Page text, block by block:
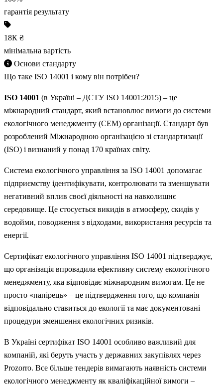
гарантія результату
18К ₴
мінімальна вартість
Основи стандарту
Що таке ISO 14001 і кому він потрібен?
ISO 14001 (в Україні – ДСТУ ISO 14001:2015) – це
міжнародний стандарт, який встановлює вимоги до системи
екологічного менеджменту (СЕМ) організації. Стандарт був
розроблений Міжнародною організацією зі стандартизації
(ISO) і визнаний у понад 170 країнах світу.
Система екологічного управління за ISO 14001 допомагає
підприємству ідентифікувати, контролювати та зменшувати
негативний вплив своєї діяльності на навколишнє
середовище. Це стосується викидів в атмосферу, скидів у
водойми, поводження з відходами, використання ресурсів та
енергії.
Сертифікат екологічного управління ISO 14001 підтверджує,
що організація впровадила ефективну систему екологічного
менеджменту, яка відповідає міжнародним вимогам. Це не
просто «папірець» – це підтвердження того, що компанія
відповідально ставиться до екології та має документовані
процедури зменшення екологічних ризиків.
В Україні сертифікат ISO 14001 особливо важливий для
компаній, які беруть участь у державних закупівлях через
Prozorro. Все більше тендерів вимагають наявність системи
екологічного менеджменту як кваліфікаційної вимоги –